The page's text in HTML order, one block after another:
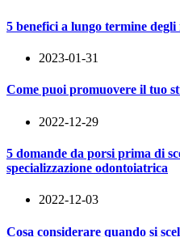
5 benefici a lungo termine
2023-01-31
Come puoi promuovere il tuo
2022-12-29
5 domande da porsi prima di
specializzazione odontoiatrica
2022-12-03
Cosa considerare quando si